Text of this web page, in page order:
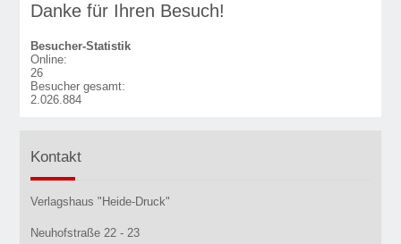
Danke für Ihren Besuch!
Besucher-Statistik
Online:
26
Besucher gesamt:
2.026.884
Kontakt
Verlagshaus "Heide-Druck"
Neuhofstraße 22 - 23